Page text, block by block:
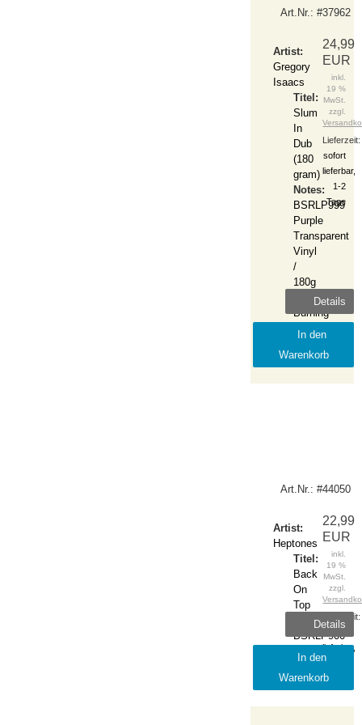
Art.Nr.: #37962
Artist:
Gregory
Isaacs
Titel:
Slum
In
Dub
(180
gram)
Notes:
BSRLP999
Purple
Transparent
Vinyl
/
180g
Label:
Burning
Sounds
2015
24,99
EUR
inkl.
19 %
MwSt.
zzgl.
Lieferzeit:
sofort
lieferbar,
1-2
Tage
Details
In den
Warenkorb
Art.Nr.: #44050
Artist:
Heptones
Titel:
Back
On
Top
Notes:
BSRLP900
Label:
Sounds
22,99
EUR
inkl.
19 %
MwSt.
zzgl.
Lieferzeit:
lieferbar,
Tage
Details
In den
Warenkorb